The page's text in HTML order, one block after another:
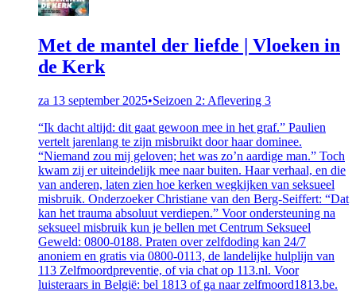
Met de mantel der liefde | Vloeken in
de Kerk
za 13 september 2025•Seizoen 2: Aflevering 3
“Ik dacht altijd: dit gaat gewoon mee in het graf.” Paulien
vertelt jarenlang te zijn misbruikt door haar dominee.
“Niemand zou mij geloven; het was zo’n aardige man.” Toch
kwam zij er uiteindelijk mee naar buiten. Haar verhaal, en die
van anderen, laten zien hoe kerken wegkijken van seksueel
misbruik. Onderzoeker Christiane van den Berg-Seiffert: “Dat
kan het trauma absoluut verdiepen.” Voor ondersteuning na
seksueel misbruik kun je bellen met Centrum Seksueel
Geweld: 0800-0188. Praten over zelfdoding kan 24/7
anoniem en gratis via 0800-0113, de landelijke hulplijn van
113 Zelfmoordpreventie, of via chat op 113.nl. Voor
luisteraars in België: bel 1813 of ga naar zelfmoord1813.be.